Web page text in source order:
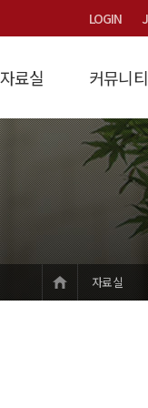
LOGIN
는 길
구 타당성검토 원가
계약금액조정 법원제3자
자료실
제비율 산연논총 논문집
커뮤니티
Focus 묻고답하기
과정소개
HOME 자료실